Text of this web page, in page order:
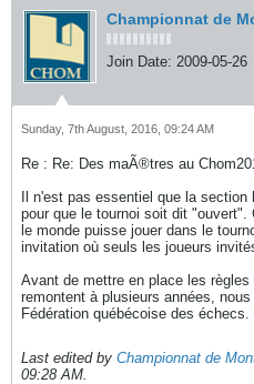
Championnat de
Join Date: 2009-05-26
Sunday, 7th August, 2016, 09:24 AM
Re : Re: Des maÃ®tres au
Il n'est pas essentiel que la
pour que le tournoi soit dit
le monde puisse jouer dans le
invitation où seuls les joueurs
Avant de mettre en place les
remontent à plusieurs années,
Fédération québécoise des échecs.
Last edited by Championnat de
09:28 AM.